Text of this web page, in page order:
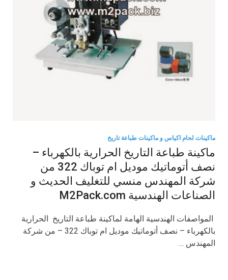
ماكينات لحام اكياس و ماكينات طباعة تاريخ
ماكينة طباعة التاريخ الحرارية بالكهرباء –
نصف أتوماتيك موديل ام توباك 322 من
شركة المهندس منسي للتغليف الحديث و
الصناعات الهندسية M2Pack.com
​ المواصفات الهندسية الهامة لماكينة طباعة التاريخ الحرارية
بالكهرباء – نصف أتوماتيك موديل ام توباك 322 – من شركة
المهندس …